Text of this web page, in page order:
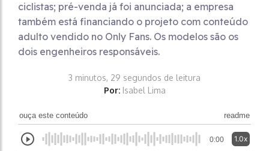
ciclistas; pré-venda já foi anunciada; a empresa
também está financiando o projeto com conteúdo
adulto vendido no Only Fans. Os modelos são os
dois engenheiros responsáveis.
3 minutos, 29 segundos de leitura
Por: Isabel Lima
ouça este conteúdo readme
0:00 1.0x